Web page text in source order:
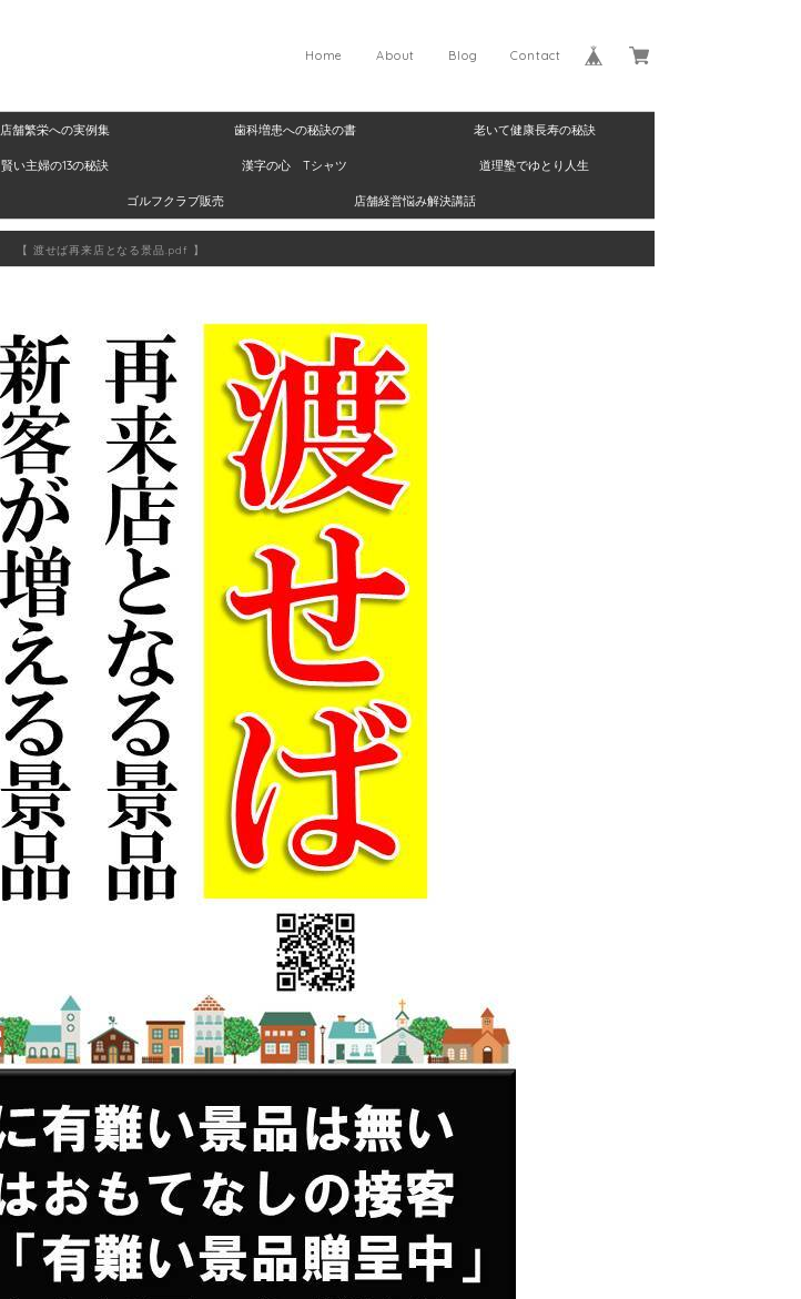
Contact
Blog
About
Home
店舗繁栄への実例集 歯科増患への秘訣の書 老いて健康長寿の秘訣
賢い主婦の13の秘訣 漢字の心 Tシャツ 道理塾でゆとり人生
ゴルフクラブ販売 店舗経営悩み解決講話
【 渡せば再来店となる景品.pdf 】